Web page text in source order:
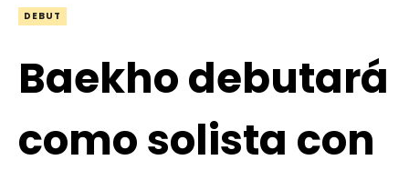
DEBUT
Baekho debutará
como solista con